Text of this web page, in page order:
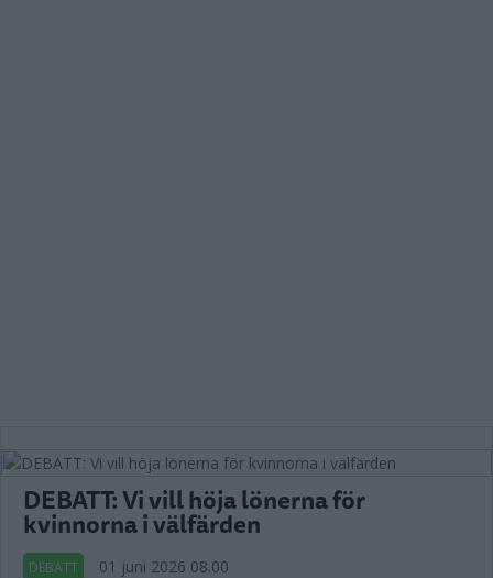
DEBATT: Vi vill höja lönerna för
kvinnorna i välfärden
DEBATT 01 juni 2026 08.00